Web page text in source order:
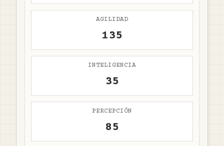
AGILIDAD
135
INTELIGENCIA
35
PERCEPCIÓN
85